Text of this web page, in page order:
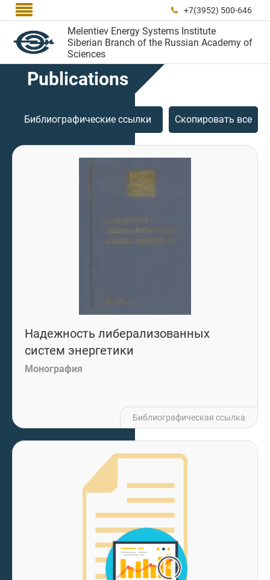
  +7(3952) 500-646
Melentiev Energy Systems Institute
Siberian Branch of the Russian Academy of
Sciences
Publications
Библиографические ссылки Скопировать все
Надежность либерализованных
систем энергетики
Монография
Библиографическая ссылка